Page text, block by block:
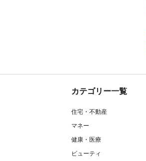
カテゴリー一覧
住宅・不動産
マネー
健康・医療
ビューティ